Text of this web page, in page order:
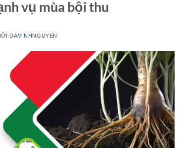
vụ mùa bội thu
DAMINHNGUYEN